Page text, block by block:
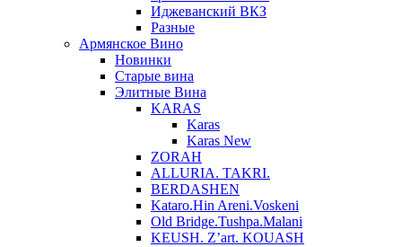
Иджеванский ВКЗ
Разные
Армянское Вино
Новинки
Старые вина
Элитные Вина
KARAS
Karas
Karas New
ZORAH
ALLURIA. TAKRI.
BERDASHEN
Kataro.Hin Areni.Voskeni
Old Bridge.Tushpa.Malani
KEUSH. Z’art. KOUASH